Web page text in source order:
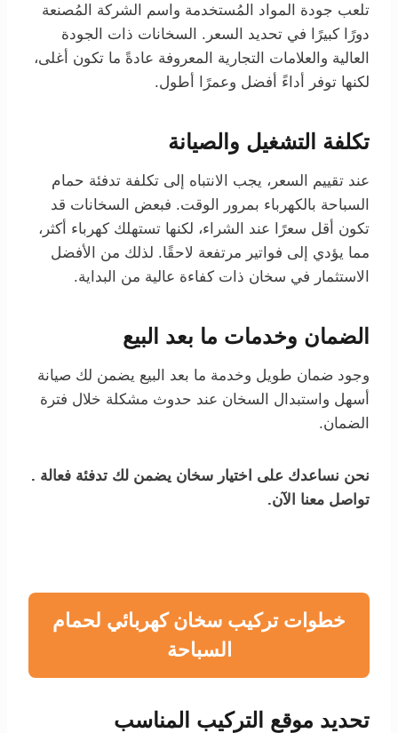
تلعب جودة المواد المُستخدمة واسم الشركة المُصنعة
دورًا كبيرًا في تحديد السعر. السخانات ذات الجودة
العالية والعلامات التجارية المعروفة عادةً ما تكون أغلى،
لكنها توفر أداءً أفضل وعمرًا أطول.
تكلفة التشغيل والصيانة
عند تقييم السعر، يجب الانتباه إلى تكلفة تدفئة حمام
السباحة بالكهرباء بمرور الوقت. فبعض السخانات قد
تكون أقل سعرًا عند الشراء، لكنها تستهلك كهرباء أكثر،
مما يؤدي إلى فواتير مرتفعة لاحقًا. لذلك من الأفضل
الاستثمار في سخان ذات كفاءة عالية من البداية.
الضمان وخدمات ما بعد البيع
وجود ضمان طويل وخدمة ما بعد البيع يضمن لك صيانة
أسهل واستبدال السخان عند حدوث مشكلة خلال فترة
الضمان.
نحن نساعدك على اختيار سخان يضمن لك تدفئة فعالة .
تواصل معنا الآن.
خطوات تركيب سخان كهربائي لحمام
السباحة
تحديد موقع التركيب المناسب